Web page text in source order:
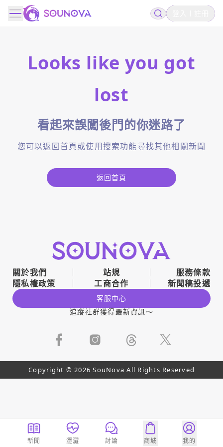
Looks like you got
lost
看起來誤闖後門的你迷路了
您可以返回首頁或使用搜索功能尋找其他相關新聞
返回首頁
關於我們 站規
服務條款
隱私權政策
工商合作 新聞稿投遞
客服中心
追蹤社群獲得最新資訊～
Copyright © 2026 SouNova All Rights Reserved
新聞 澀澀 討論 商城 我的